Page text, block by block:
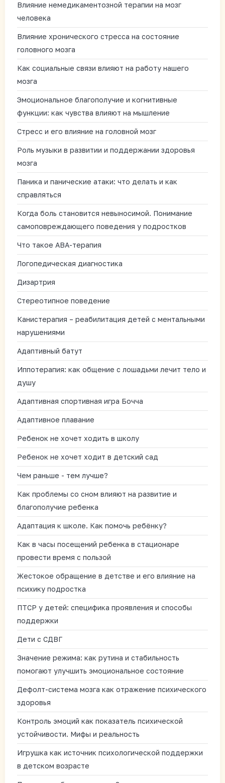
Влияние немедикаментозной терапии на мозг
человека
Влияние хронического стресса на состояние
головного мозга
Как социальные связи влияют на работу нашего
мозга
Эмоциональное благополучие и когнитивные
функции: как чувства влияют на мышление
Стресс и его влияние на головной мозг
Роль музыки в развитии и поддержании здоровья
мозга
Паника и панические атаки: что делать и как
справляться
Когда боль становится невыносимой. Понимание
самоповреждающего поведения у подростков
Что такое АВА-терапия
Логопедическая диагностика
Дизартрия
Стереотипное поведение
Канистерапия – реабилитация детей с ментальными
нарушениями
Адаптивный батут
Иппотерапия: как общение с лошадьми лечит тело и
душу
Адаптивная спортивная игра Бочча
Адаптивное плавание
Ребенок не хочет ходить в школу
Ребенок не хочет ходит в детский сад
Чем раньше - тем лучше?
Как проблемы со сном влияют на развитие и
благополучие ребенка
Адаптация к школе. Как помочь ребёнку?
Как в часы посещений ребенка в стационаре
провести время с пользой
Жестокое обращение в детстве и его влияние на
психику подростка
ПТСР у детей: специфика проявления и способы
поддержки
Дети с СДВГ
Значение режима: как рутина и стабильность
помогают улучшить эмоциональное состояние
Дефолт-система мозга как отражение психического
здоровья
Контроль эмоций как показатель психической
устойчивости. Мифы и реальность
Игрушка как источник психологической поддержки
в детском возрасте